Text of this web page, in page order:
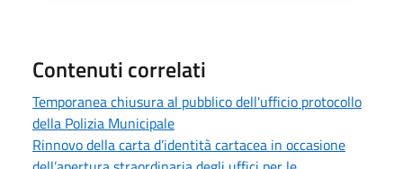
Contenuti correlati
Temporanea chiusura al pubblico dell'ufficio protocollo
della Polizia Municipale
Rinnovo della carta d’identità cartacea in occasione